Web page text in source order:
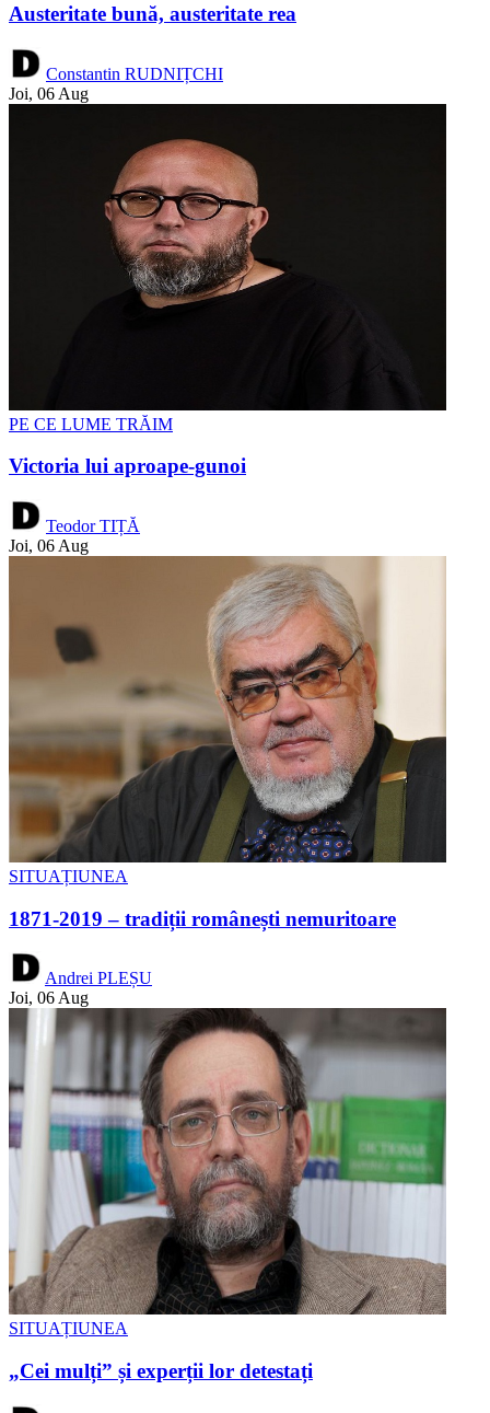
Austeritate bună, austeritate rea
Constantin RUDNIȚCHI
Joi, 06 Aug
PE CE LUME TRĂIM
Victoria lui aproape-gunoi
Teodor TIȚĂ
Joi, 06 Aug
SITUAȚIUNEA
1871-2019 – tradiții românești nemuritoare
Andrei PLEȘU
Joi, 06 Aug
SITUAȚIUNEA
„Cei mulți” și experții lor detestați